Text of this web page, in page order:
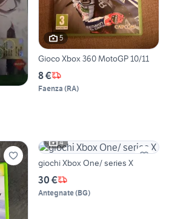
5
Gioco Xbox 360 MotoGP 10/11
8 €
Faenza (RA)
4
giochi Xbox One/ series X
30 €
Antegnate(BG)